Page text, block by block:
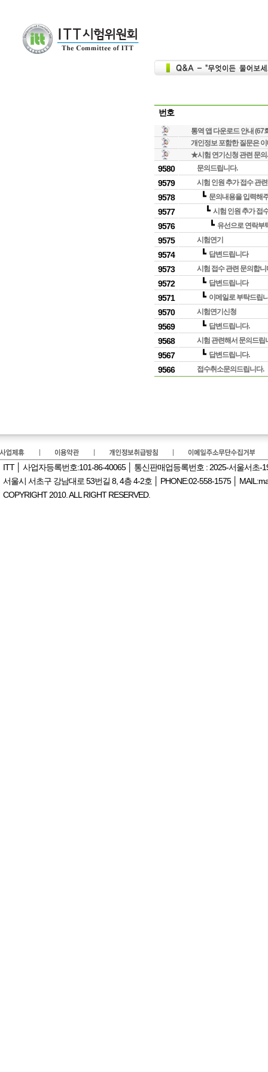
번호
통역 앱 다운로드 안내 (67
개인정보 포함한 질문은
★시험 연기신청 관련 문
9580 문의드립니다.
9579 시험 인원 추가 접수 관
9578 ┗ 문의내용을 입력해
9577 ┗ 시험 인원 추가 접
9576 ┗ 유선으로 연락부
9575 시험연기
9574 ┗ 답변드립니다
9573 시험 접수 관련 문의합니
9572 ┗ 답변드립니다
9571 ┗ 이메일로 부탁드립
9570 시험연기신청
9569 ┗ 답변드립니다.
9568 시험 관련해서 문의드립
9567 ┗ 답변드립니다.
9566 접수취소문의드립니다.
ITT │ 사업자등록번호:101-86-40065 │ 통신판매업등록번호 : 2025-서울서초-
서울시 서초구 강남대로 53번길 8, 4층 4-2호 │ PHONE:02-558-1575 │
COPYRIGHT 2010. ALL RIGHT RESERVED.